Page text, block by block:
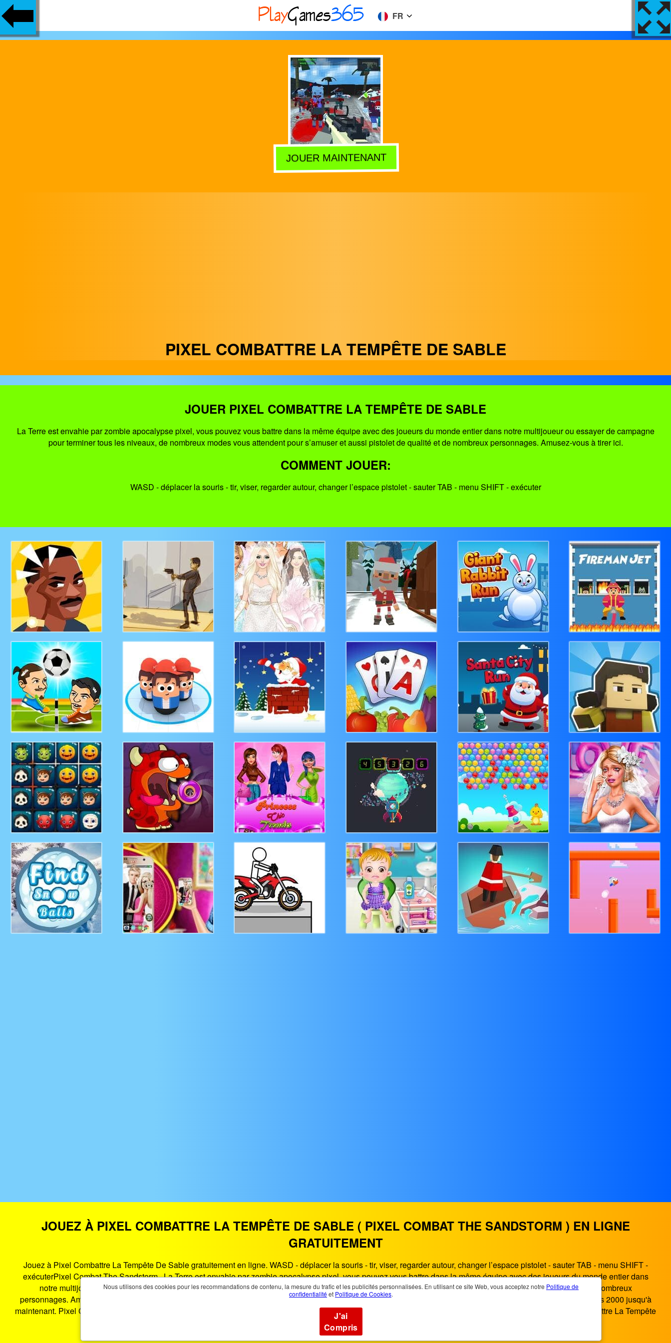
FR
JOUER MAINTENANT
PIXEL COMBATTRE LA TEMPÊTE DE SABLE
JOUER PIXEL COMBATTRE LA TEMPÊTE DE SABLE
La Terre est envahie par zombie apocalypse pixel, vous pouvez vous battre dans la même équipe avec des joueurs du monde entier dans notre multijoueur ou essayer de campagne
pour terminer tous les niveaux, de nombreux modes vous attendent pour s’amuser et aussi pistolet de qualité et de nombreux personnages. Amusez-vous à tirer ici.
COMMENT JOUER:
WASD - déplacer la souris - tir, viser, regarder autour, changer l’espace pistolet - sauter TAB - menu SHIFT - exécuter
JOUEZ À PIXEL COMBATTRE LA TEMPÊTE DE SABLE ( PIXEL COMBAT THE SANDSTORM ) EN LIGNE
GRATUITEMENT
Jouez à Pixel Combattre La Tempête De Sable gratuitement en ligne. WASD - déplacer la souris - tir, viser, regarder autour, changer l’espace pistolet - sauter TAB - menu SHIFT -
exécuterPixel Combat The Sandstorm . La Terre est envahie par zombie apocalypse pixel, vous pouvez vous battre dans la même équipe avec des joueurs du monde entier dans
notre multijoueur ou essayer de campagne pour terminer tous les niveaux, de nombreux modes vous attendent pour s’amuser et aussi pistolet de qualité et de nombreux
personnages. Amusez-vous à tirer ici. PlayGames365.com vous offre le meilleur divertissement de jeux à jouer dans le navigateur, le plus distribué depuis les années 2000 jusqu'à
maintenant. Pixel Combattre La Tempête De Sable est un jeu HTML5 qui fonctionne sur les smartphones, tablettes, PC et Smart TV. Vous pouvez jouer à Pixel Combattre La Tempête
De Sable n'importe où, n'importe quand.
Nous utilisons des cookies pour les recommandations de contenu, la mesure du trafic et les publicités personnalisées. En utilisant ce site Web, vous acceptez notre Politique de
confidentialitéet Politique de Cookies.
J'ai
Compris